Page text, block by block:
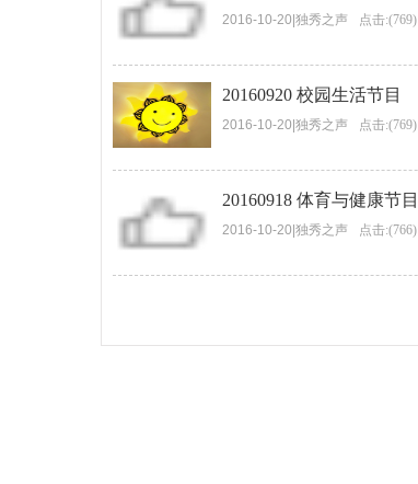
2016-10-20 独秀之声 点击:(769)
20160920 校园生活节目
2016-10-20 独秀之声 点击:(769)
20160918 体育与健康节目
2016-10-20 独秀之声 点击:(766)